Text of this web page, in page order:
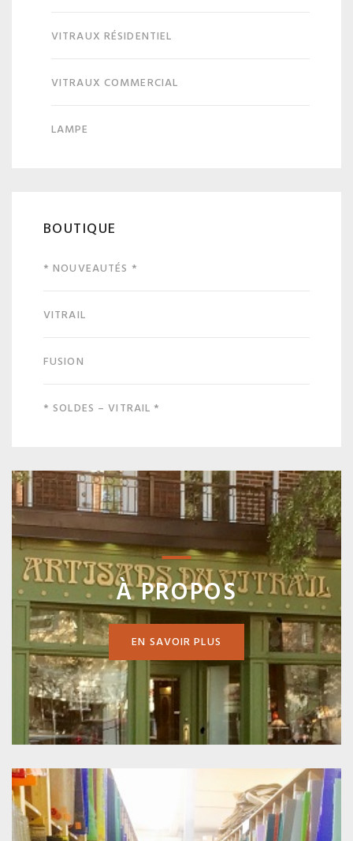
VITRAUX RÉSIDENTIEL
VITRAUX COMMERCIAL
LAMPE
BOUTIQUE
* NOUVEAUTÉS *
VITRAIL
FUSION
* SOLDES – VITRAIL *
À PROPOS
EN SAVOIR PLUS